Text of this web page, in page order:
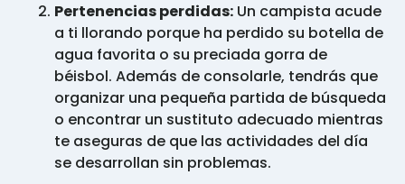
Pertenencias perdidas: Un campista acude
a ti llorando porque ha perdido su botella de
agua favorita o su preciada gorra de
béisbol. Además de consolarle, tendrás que
organizar una pequeña partida de búsqueda
o encontrar un sustituto adecuado mientras
te aseguras de que las actividades del día
se desarrollan sin problemas.